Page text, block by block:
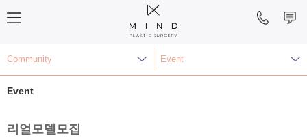
Community Event
Event
리얼모델모집